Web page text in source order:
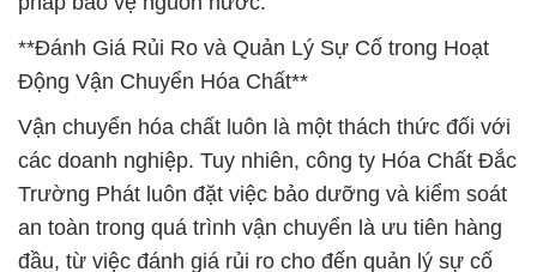
**Đánh Giá Rủi Ro và Quản Lý Sự Cố trong Hoạt
Động Vận Chuyển Hóa Chất**
Vận chuyển hóa chất luôn là một thách thức đối với
các doanh nghiệp. Tuy nhiên, công ty Hóa Chất Đắc
Trường Phát luôn đặt việc bảo dưỡng và kiểm soát
an toàn trong quá trình vận chuyển là ưu tiên hàng
đầu, từ việc đánh giá rủi ro cho đến quản lý sự cố